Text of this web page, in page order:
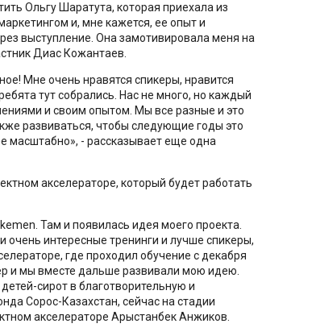
Ольгу Шаратута, которая приехала из
и, мне кажется, ее опыт и
выступление. Она замотивировала меня на
Диас Кожантаев.
Мне очень нравятся спикеры, нравится
тут собрались. Нас не много, но каждый
и своим опытом. Мы все разные и это
развиваться, чтобы следующие годы это
масштабно», - рассказывает еще одна
акселераторе, который будет работать
Там и появилась идея моего проекта.
интересные тренинги и лучше спикеры,
где проходил обучение с декабря
и мы вместе дальше развивали мою идею.
сирот в благотворительную и
Сорос-Казахстан, сейчас на стадии
акселераторе Арыстанбек Анжиков.